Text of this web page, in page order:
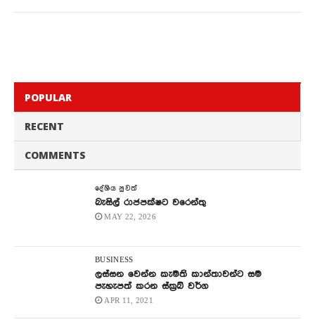
POPULAR
RECENT
COMMENTS
දේශිය පුවත්
බැසිල් රාජපක්ෂට වරෙන්තු
MAY 22, 2026
BUSINESS
ලස්සන වෙන්න කැමති කාන්තාවන්ට සම
පැහැපත් කරන ස්ක්‍රබ් වර්ග
APR 11, 2021